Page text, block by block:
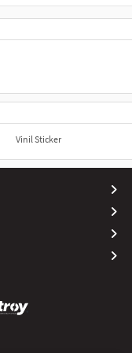
Vinil Sticker